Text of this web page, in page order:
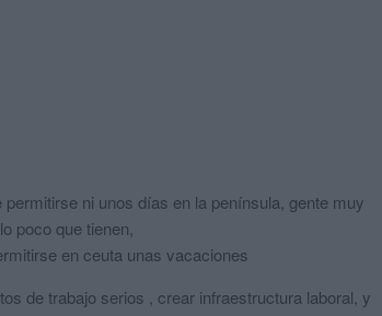
ni unos días en la península, gente muy
poco que tienen,
en ceuta unas vacaciones
de trabajo serios , crear infraestructura laboral, y